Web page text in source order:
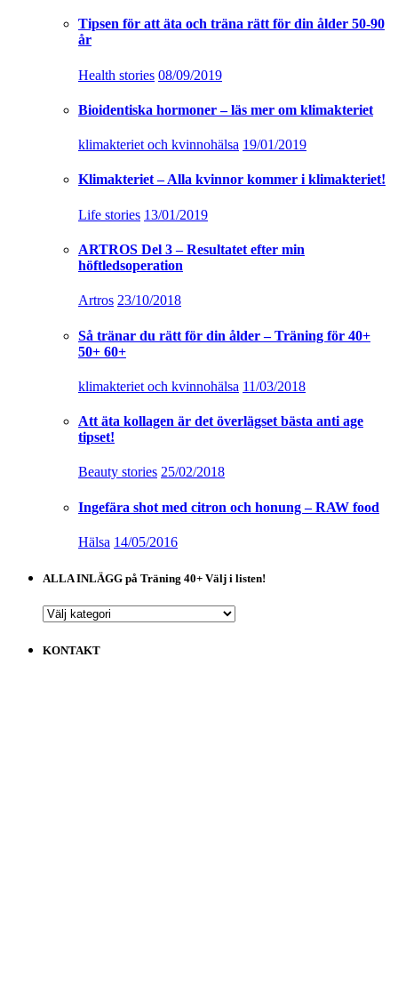
Tipsen för att äta och träna rätt för din ålder 50-90
år
Health stories 08/09/2019
Bioidentiska hormoner – läs mer om klimakteriet
klimakteriet och kvinnohälsa 19/01/2019
Klimakteriet – Alla kvinnor kommer i klimakteriet!
Life stories 13/01/2019
ARTROS Del 3 – Resultatet efter min
höftledsoperation
Artros 23/10/2018
Så tränar du rätt för din ålder – Träning för 40+
50+ 60+
klimakteriet och kvinnohälsa 11/03/2018
Att äta kollagen är det överlägset bästa anti age
tipset!
Beauty stories 25/02/2018
Ingefära shot med citron och honung – RAW food
Hälsa 14/05/2016
ALLA INLÄGG på Träning 40+ Välj i listen!
ALLA
på
KONTAKT